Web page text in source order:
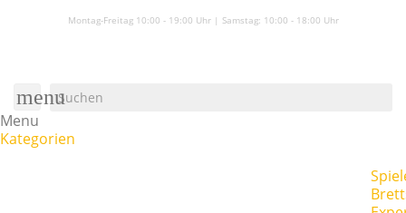
Montag-Freitag 10:00 - 19:00 Uhr | Samstag: 10:00 - 18:00 Uhr
menu
Menu
Kategorien